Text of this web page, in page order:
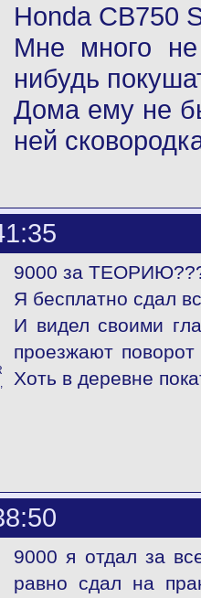
Honda CB750
Мне много
нибудь
Дома ему не
ней
9000 за
Я бесплатно сдал
И видел своими
проезжают
Хоть в деревне
9000 я отдал за
равно сдал на